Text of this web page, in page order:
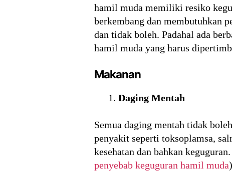
hamil muda memiliki resiko
berkembang dan membutuhkan
dan tidak boleh. Padahal ada
hamil muda yang harus
Makanan
Daging Mentah
Semua daging mentah tidak
penyakit seperti toksoplamsa,
kesehatan dan bahkan
penyebab keguguran hamil muda)